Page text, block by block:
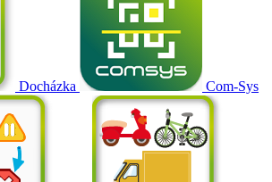
Docházka Com-Sys